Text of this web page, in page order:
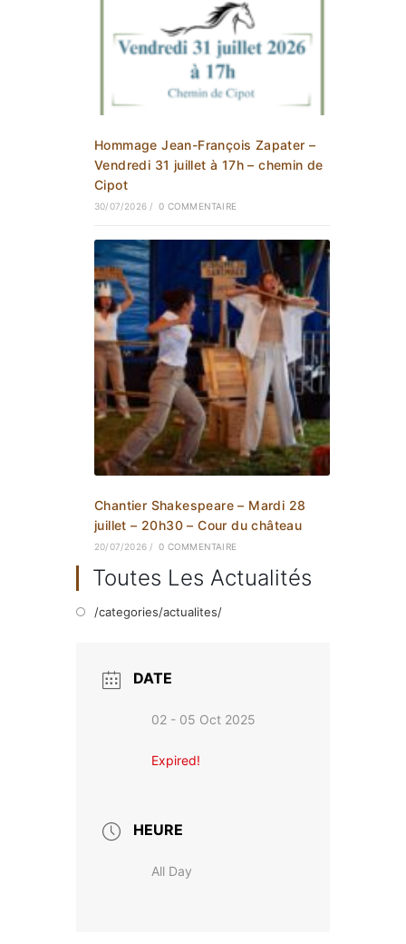
Hommage Jean-François Zapater –
Vendredi 31 juillet à 17h – chemin de
Cipot
30/07/2026 / 0 COMMENTAIRE
Chantier Shakespeare – Mardi 28
juillet – 20h30 – Cour du château
20/07/2026 / 0 COMMENTAIRE
Toutes Les Actualités
/categories/actualites/
DATE
02 - 05 Oct 2025
Expired!
HEURE
All Day